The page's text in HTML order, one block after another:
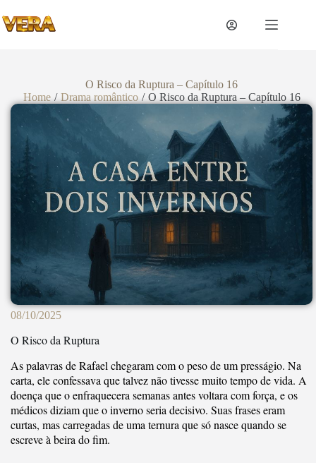
O Risco da Ruptura – Capítulo 16
Home / Drama romântico / O Risco da Ruptura – Capítulo 16
08/10/2025
O Risco da Ruptura
As palavras de Rafael chegaram com o peso de um presságio. Na
carta, ele confessava que talvez não tivesse muito tempo de vida. A
doença que o enfraquecera semanas antes voltara com força, e os
médicos diziam que o inverno seria decisivo. Suas frases eram
curtas, mas carregadas de uma ternura que só nasce quando se
escreve à beira do fim.